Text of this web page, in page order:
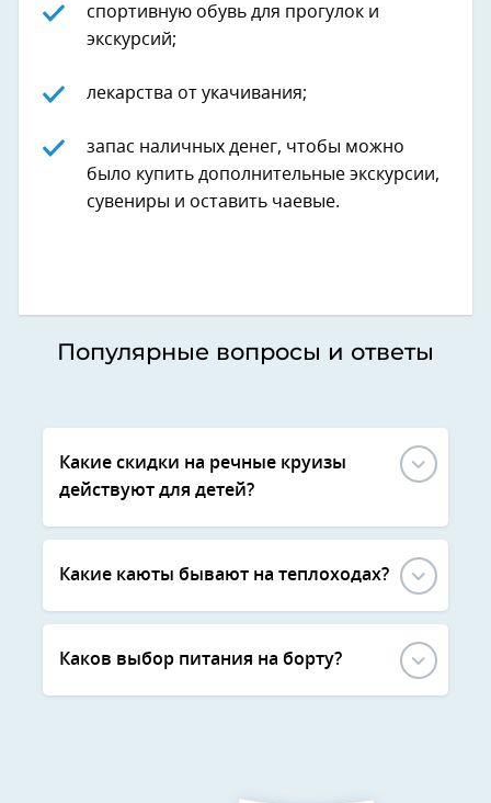
спортивную обувь для прогулок и
экскурсий;
лекарства от укачивания;
запас наличных денег, чтобы можно
было купить дополнительные экскурсии,
сувениры и оставить чаевые.
Популярные вопросы и ответы
Какие скидки на речные круизы
действуют для детей?
Какие каюты бывают на теплоходах?
Каков выбор питания на борту?